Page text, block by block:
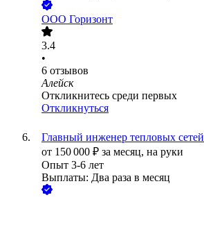
ООО Горизонт
3.4
•
6 отзывов
Алейск
Откликнитесь среди первых
Откликнуться
Главный инженер тепловых сетей
от 150 000 ₽ за месяц, на руки
Опыт 3-6 лет
Выплаты: Два раза в месяц